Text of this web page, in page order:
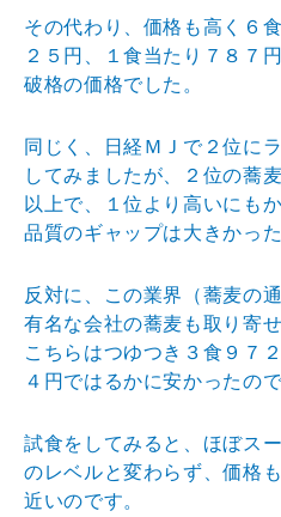
その代わり、価格も高く６
２５ 円、１食当たり７８７
破格の価格でした。
同じく、日経ＭＪで２位に
してみましたが、２位の蕎
以上で、
１位より高いにも
品質のギャッ プは大きかっ
反対に、この業界（蕎麦の
有名な会社の蕎麦も取り寄
こちらはつゆつき３食９７
４円ではるかに安かったので
試食をしてみると、ほぼス
のレベルと変わらず、価格
近いのです。